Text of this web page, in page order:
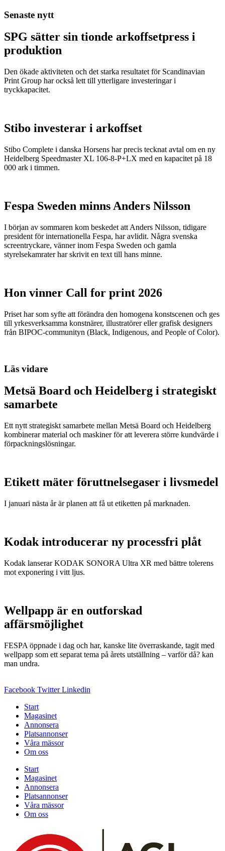
Senaste nytt
SPG sätter sin tionde arkoffsetpress i
produktion
Den ökade aktiviteten och det starka resultatet för Scandinavian
Print Group har också lett till ytterligare investeringar i
tryckkapacitet.
Stibo investerar i arkoffset
Stibo Complete i danska Horsens har precis tecknat avtal om en ny
Heidelberg Speedmaster XL 106-8-P+LX med en kapacitet på 18
000 ark i timmen.
Fespa Sweden minns Anders Nilsson
I början av sommaren kom beskedet att Anders Nilsson, tidigare
president för internationella Fespa, har avlidit. Några svenska
screentryckare, vänner inom Fespa Sweden och gamla
styrelsekamrater har skrivit en text till hans minne.
Hon vinner Call for print 2026
Priset har som syfte att förändra den homogena konstscenen och ges
till yrkesverksamma konstnärer, illustratörer eller grafisk designers
från BIPOC-communityn (Black, Indigenous, and People of Color).
Läs vidare
Metsä Board och Heidelberg i strategiskt
samarbete
Ett nytt strategiskt samarbete mellan Metsä Board och Heidelberg
kombinerar material och maskiner för att leverera större kundvärde i
förpackningslösningar.
Etikett mäter föruttnelsegaser i livsmedel
I januari nästa år är planen att få ut etiketten på marknaden.
Kodak introducerar ny processfri plåt
Kodak lanserar KODAK SONORA Ultra XR med bättre tolerens
mot exponering i vitt ljus.
Wellpapp är en outforskad
affärsmöjlighet
FESPA öppnade i dag och har, kanske lite överraskande, tagit med
wellpapp som ett separat tema på årets utställning – varför då? kan
man undra.
Facebook Twitter Linkedin
Start
Magasinet
Annonsera
Platsannonser
Våra mässor
Om oss
Start
Magasinet
Annonsera
Platsannonser
Våra mässor
Om oss